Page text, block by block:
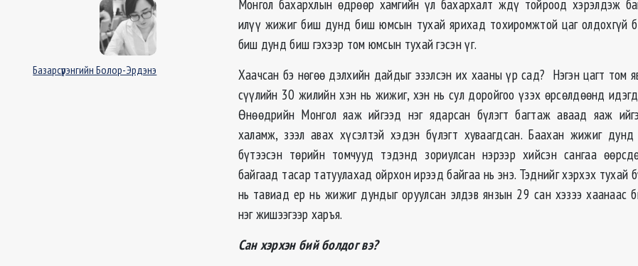
Базарсүрэнгийн Болор-Эрдэнэ
Монгол бахархлын өдрөөр хамгийн үл бахархалт ждү тойроод хэрэлдэж
илүү жижиг биш дунд биш юмсын тухай ярихад тохиромжтой цаг олдохгүй
биш дунд биш гэхээр том юмсын тухай гэсэн үг.
Хаачсан бэ нөгөө дэлхийн дайдыг эзэлсэн их хааны үр сад? Нэгэн цагт том
сүүлийн 30 жилийн хэн нь жижиг, хэн нь сул доройгоо үзэх өрсөлдөөнд
Өнөөдрийн Монгол яаж ийгээд нэг ядарсан бүлэгт багтаж аваад яаж
халамж, зээл авах хүсэлтэй хэдэн бүлэгт хуваагдсан. Баахан жижиг дунд
бүтээсэн төрийн томчууд тэдэнд зориулсан нэрээр хийсэн сангаа
байгаад тасар татуулахад ойрхон ирээд байгаа нь энэ. Тэднийг хэрхэх тухай
нь тавиад ер нь жижиг дундыг оруулсан элдэв янзын 29 сан хэзээ хаанаас
нэг жишээгээр харъя.
Сан хэрхэн бий болдог вэ?